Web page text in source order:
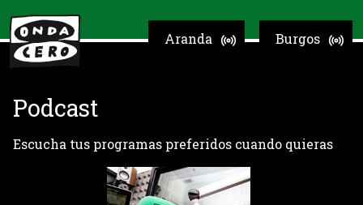
Burgos
Aranda
Podcast
Escucha tus programas preferidos cuando quieras